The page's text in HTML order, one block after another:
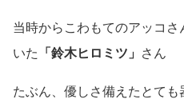
当時からこわもてのアッコ
いた
「鈴木ヒロミツ」 さん
たぶん、優しさ備えたとて